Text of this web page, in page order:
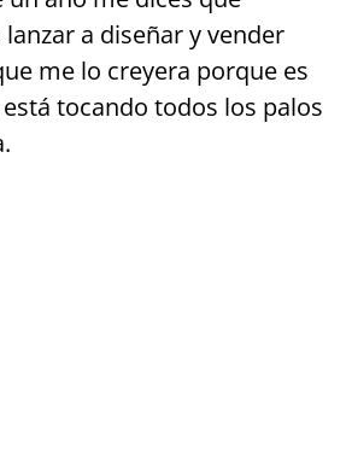
lanzar a diseñar y vender
me lo creyera porque es
tocando todos los palos